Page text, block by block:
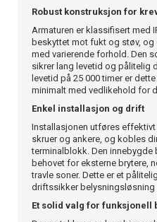
Robust konstruksjon for
Armaturen er klassifisert med
beskyttet mot fukt og støv,
med varierende forhold. Den
sikrer lang levetid og pålitelig
levetid på 25 000 timer er
minimalt med vedlikehold for
Enkel installasjon og drift
Installasjonen utføres
skruer og ankere, og kobles
terminalblokk. Den innebygde
behovet for eksterne brytere,
travle soner. Dette er et
driftssikker belysningsløsning
Et solid valg for funksjonell